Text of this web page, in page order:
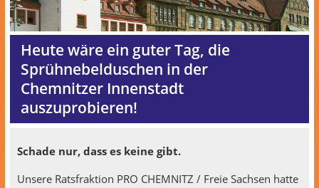
Heute wäre ein guter Tag, die
Sprühnebelduschen in der
Chemnitzer Innenstadt
auszuprobieren!
Schade nur, dass es keine gibt.
Unsere Rats­frak­tion PRO CHEMNITZ / Freie Sach­sen hat­te